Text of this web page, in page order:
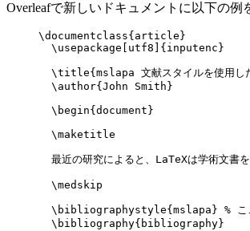
Overleafで新しいドキュメントに以下の例
\documentclass{ article }
\usepackage
utf8 ]{ inputenc }
\title{mslapa 文献スタイルを使用し
\author{John Smith}
\begin{ document }
\maketitle
最近の研究によると、LaTeXは学術文書
\medskip
\bibliographystyle{mslapa} %
\bibliography{bibliography}